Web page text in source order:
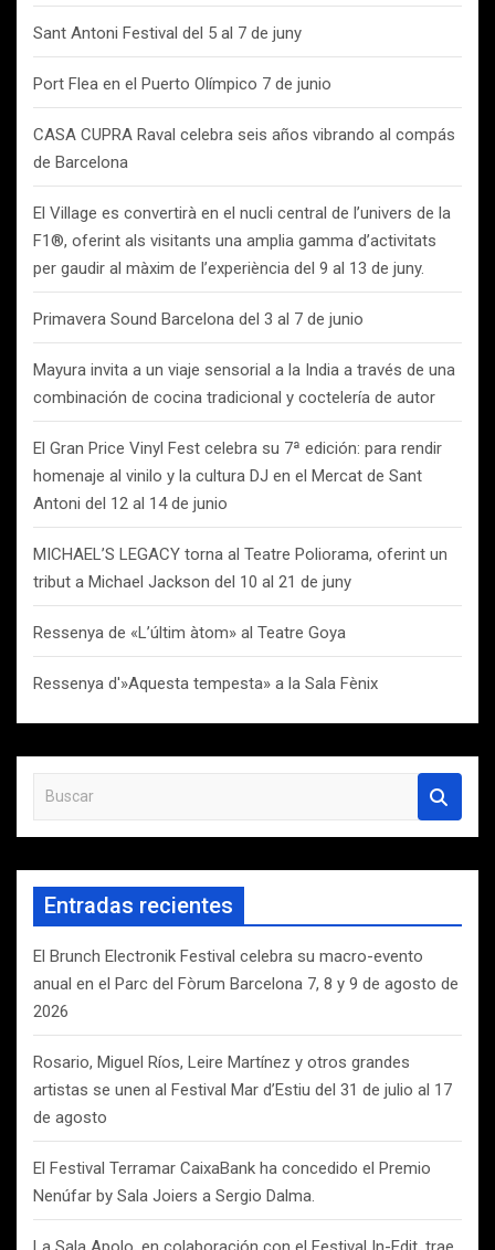
Sant Antoni Festival del 5 al 7 de juny
Port Flea en el Puerto Olímpico 7 de junio
CASA CUPRA Raval celebra seis años vibrando al compás
de Barcelona
El Village es convertirà en el nucli central de l’univers de la
F1®, oferint als visitants una amplia gamma d’activitats
per gaudir al màxim de l’experiència del 9 al 13 de juny.
Primavera Sound Barcelona del 3 al 7 de junio
Mayura invita a un viaje sensorial a la India a través de una
combinación de cocina tradicional y coctelería de autor
El Gran Price Vinyl Fest celebra su 7ª edición: para rendir
homenaje al vinilo y la cultura DJ en el Mercat de Sant
Antoni del 12 al 14 de junio
MICHAEL’S LEGACY torna al Teatre Poliorama, oferint un
tribut a Michael Jackson del 10 al 21 de juny
Ressenya de «L’últim àtom» al Teatre Goya
Ressenya d'»Aquesta tempesta» a la Sala Fènix
s
c
r
Entradas recientes
El Brunch Electronik Festival celebra su macro-evento
anual en el Parc del Fòrum Barcelona 7, 8 y 9 de agosto de
2026
Rosario, Miguel Ríos, Leire Martínez y otros grandes
artistas se unen al Festival Mar d’Estiu del 31 de julio al 17
de agosto
El Festival Terramar CaixaBank ha concedido el Premio
Nenúfar by Sala Joiers a Sergio Dalma.